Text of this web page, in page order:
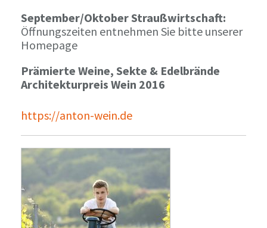
September/Oktober Straußwirtschaft:
Öffnungszeiten entnehmen Sie bitte unserer
Homepage
Prämierte Weine, Sekte & Edelbrände
Architekturpreis Wein 2016
https://anton-wein.de